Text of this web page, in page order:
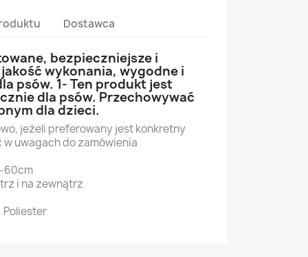
Dostawca
bezpieczniejsze i
wykonania, wygodne i
psów. 1- Ten produkt jest
dla psów. Przechowywać
dla dzieci.
jeżeli preferowany jest konkretny
uwagach do zamówienia
60cm
i na zewnątrz
Poliester